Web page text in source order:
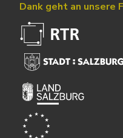
Dank geht an unsere